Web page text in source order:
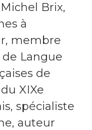
Brix,
à
membre
de Langue
de
XIXe
spécialiste
auteur